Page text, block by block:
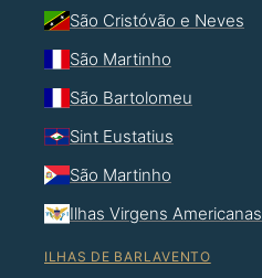
São Cristóvão e Neves
São Martinho
São Bartolomeu
Sint Eustatius
São Martinho
Ilhas Virgens Americanas
ILHAS DE BARLAVENTO